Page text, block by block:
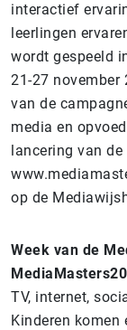
interactief
leerlingen
wordt gespeeld
21-27 november
van de
media en
lancering van
op de
Week van de
TV, internet,
Kinderen komen